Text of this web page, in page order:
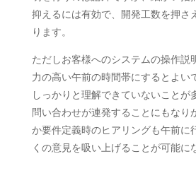
抑えるには有効で、開発工数を押さ
ります。
ただしお客様へのシステムの操作説
力の高い午前の時間帯にするとよい
しっかりと理解できていないことが
問い合わせが連発することにもなり
か要件定義時のヒアリングも午前に
くの意見を吸い上げることが可能に